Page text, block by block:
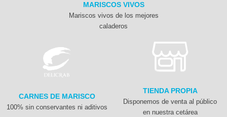
MARISCOS VIVOS
Mariscos vivos de los mejores
caladeros
CARNES DE MARISCO
100% sin conservantes ni aditivos
TIENDA PROPIA
Disponemos de venta al público
en nuestra cetárea